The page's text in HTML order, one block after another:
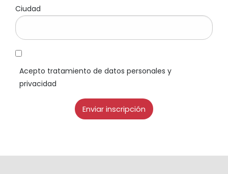
Ciudad
Acepto tratamiento de datos personales y
privacidad